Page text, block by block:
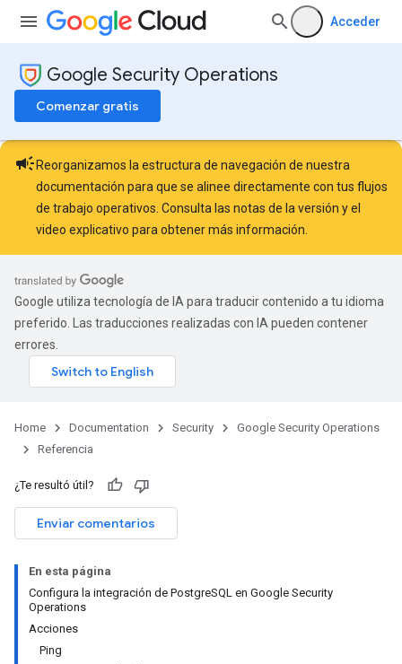
Acceder
Google Security Operations
Comenzar gratis
campaign Reorganizamos la estructura de navegación de nuestra
documentación para que se alinee directamente con tus flujos
de trabajo operativos. Consulta las notas de la versión y el
video explicativo para obtener más información.
Google utiliza tecnología de IA para traducir contenido a tu idioma
preferido. Las traducciones realizadas con IA pueden contener
errores.
Home Documentation Security
Google Security Operations
Referencia
¿Te resultó útil?
Enviar comentarios
En esta página
Configura la integración de PostgreSQL en Google Security
Operations
Acciones
Ping